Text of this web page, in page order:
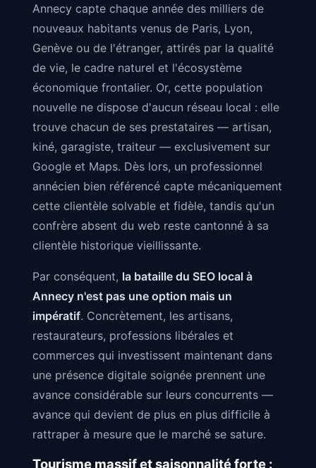
Annecy capte chaque année des milliers de
nouveaux habitants venus de Paris, Lyon,
Genève ou de l'étranger, attirés par la qualité
de vie, le cadre naturel et l'écosystème
économique frontalier. Or, cette population
nouvelle ne dispose d'aucun réseau local : elle
trouve chacun de ses prestataires — artisan,
kiné, garagiste, traiteur — exclusivement sur
Google et Maps. Dès lors, un professionnel
annécien bien référencé capte mécaniquement
cette clientèle solvable et fidèle, tandis qu'un
confrère absent du web reste cantonné à sa
clientèle historique vieillissante.
Par conséquent, la bataille du SEO local à
Annecy n'est pas une option mais un
impératif. Concrètement, les artisans,
restaurateurs, professions libérales et
commerces qui investissent maintenant dans
une présence digitale soignée prennent une
avance considérable sur leurs concurrents —
avance qui devient de plus en plus difficile à
rattraper à mesure que le marché se sature.
Tourisme massif et saisonnalité forte :